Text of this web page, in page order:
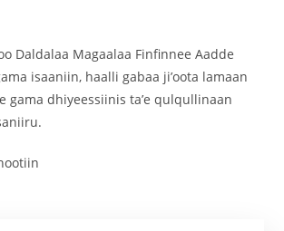
Daldalaa Magaalaa Finfinnee Aadde
isaaniin, haalli gabaa ji’oota lamaan
gama dhiyeessiinis ta’e qulqullinaan